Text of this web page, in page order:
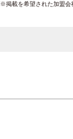
※掲載を希望された加盟会